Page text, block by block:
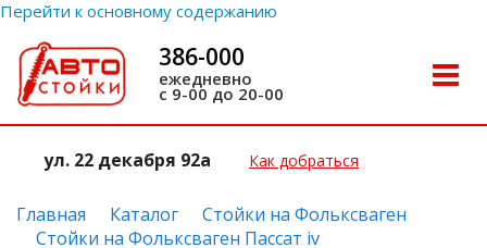
Перейти к основному содержанию
Toggle
386-000
ежедневно
с 9-00 до 20-00
ул. 22 декабря 92а Как добраться
Главная Каталог
Стойки на Фольксваген
Стойки на Фольксваген Пассат iv